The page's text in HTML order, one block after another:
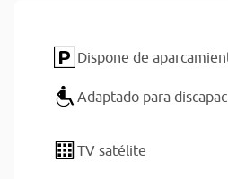
Dispone de
Adaptado para
TV satélite